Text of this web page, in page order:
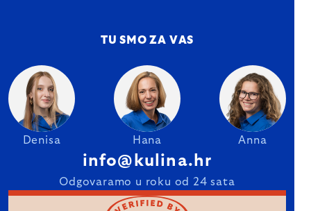
TU SMO ZA VAS
Denisa Hana Anna
info@kulina.hr
Odgovaramo u roku od 24 sata